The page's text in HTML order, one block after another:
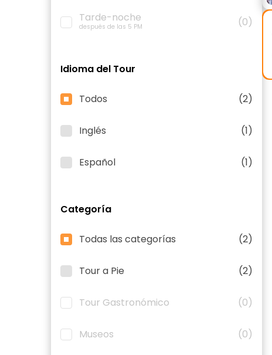
Tarde-noche
después de las 5 PM (0)
Idioma del Tour
Todos (2)
Inglés (1)
Español (1)
Categoría
Todas las categorías (2)
Tour a Pie (2)
Tour Gastronómico (0)
Museos (0)